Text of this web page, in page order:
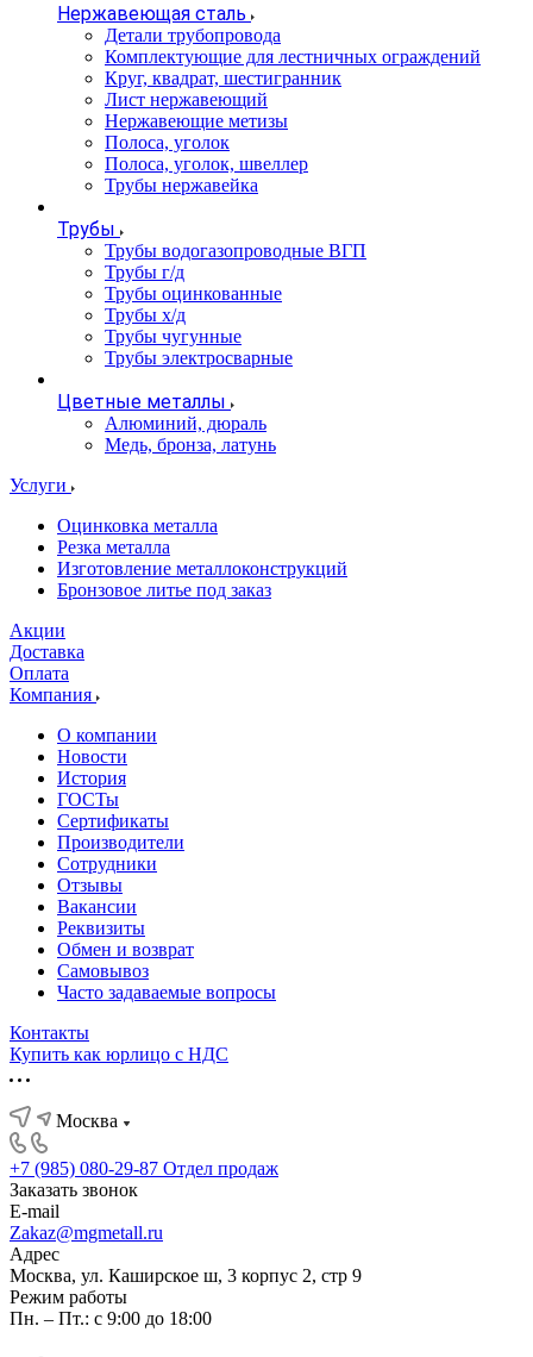
Нержавеющая сталь
Детали трубопровода
Комплектующие для лестничных ограждений
Круг, квадрат, шестигранник
Лист нержавеющий
Нержавеющие метизы
Полоса, уголок
Полоса, уголок, швеллер
Трубы нержавейка
Трубы
Трубы водогазопроводные ВГП
Трубы г/д
Трубы оцинкованные
Трубы х/д
Трубы чугунные
Трубы электросварные
Цветные металлы
Алюминий, дюраль
Медь, бронза, латунь
Услуги
Оцинковка металла
Резка металла
Изготовление металлоконструкций
Бронзовое литье под заказ
Акции
Доставка
Оплата
Компания
О компании
Новости
История
ГОСТы
Сертификаты
Производители
Сотрудники
Отзывы
Вакансии
Реквизиты
Обмен и возврат
Самовывоз
Часто задаваемые вопросы
Контакты
Купить как юрлицо с НДС
Москва
+7 (985) 080-29-87 Отдел продаж
Заказать звонок
E-mail
Zakaz@mgmetall.ru
Адрес
Москва, ул. Каширское ш, 3 корпус 2, стр 9
Режим работы
Пн. – Пт.: с 9:00 до 18:00